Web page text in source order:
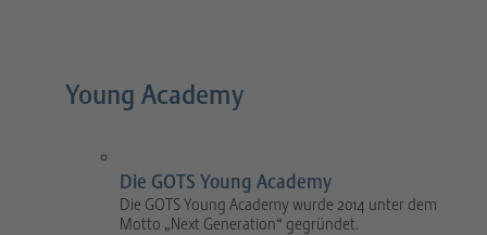
Young Academy
Die GOTS Young Academy
Die GOTS Young Academy wurde 2014 unter dem
Motto „Next Generation“ gegründet.